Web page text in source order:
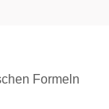
Formeln